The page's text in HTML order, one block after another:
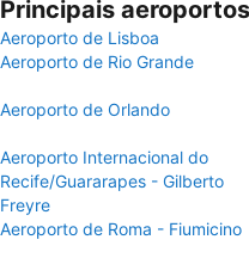
Principais
Aeroporto de Lisboa
Aeroporto de Rio Grande
Aeroporto de Orlando
Aeroporto Internacional do
Recife/Guararapes - Gilberto
Freyre
Aeroporto de Roma - Fiumicino